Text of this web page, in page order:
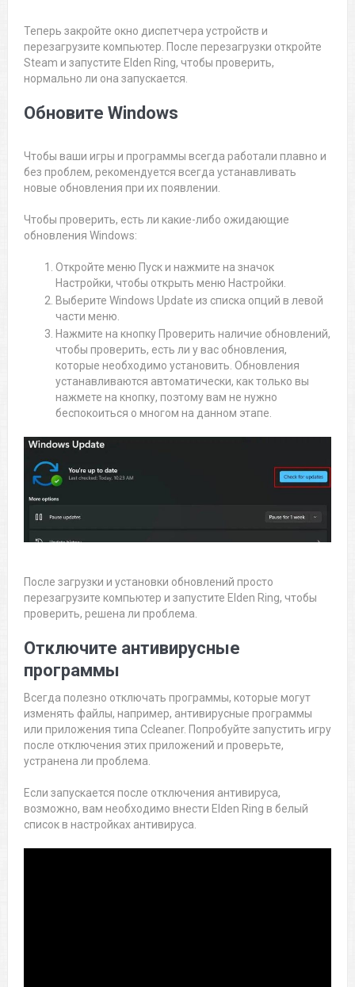
Теперь закройте окно диспетчера устройств и
перезагрузите компьютер. После перезагрузки откройте
Steam и запустите Elden Ring, чтобы проверить,
нормально ли она запускается.
Обновите Windows
Чтобы ваши игры и программы всегда работали плавно и
без проблем, рекомендуется всегда устанавливать
новые обновления при их появлении.
Чтобы проверить, есть ли какие-либо ожидающие
обновления Windows:
Откройте меню Пуск и нажмите на значок
Настройки, чтобы открыть меню Настройки.
Выберите Windows Update из списка опций в левой
части меню.
Нажмите на кнопку Проверить наличие обновлений,
чтобы проверить, есть ли у вас обновления,
которые необходимо установить. Обновления
устанавливаются автоматически, как только вы
нажмете на кнопку, поэтому вам не нужно
беспокоиться о многом на данном этапе.
После загрузки и установки обновлений просто
перезагрузите компьютер и запустите Elden Ring, чтобы
проверить, решена ли проблема.
Отключите антивирусные
программы
Всегда полезно отключать программы, которые могут
изменять файлы, например, антивирусные программы
или приложения типа Ccleaner. Попробуйте запустить игру
после отключения этих приложений и проверьте,
устранена ли проблема.
Если запускается после отключения антивируса,
возможно, вам необходимо внести Elden Ring в белый
список в настройках антивируса.